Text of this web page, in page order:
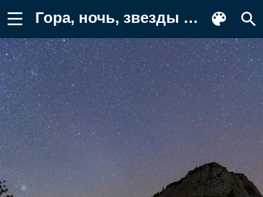
Гора, ночь, звезды Обои на телефон